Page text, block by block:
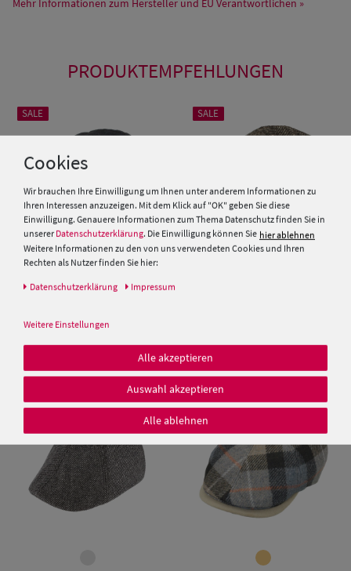
Damen Caps
Damen
Baseball Caps
PRODUKTEMPFEHLUNGEN
SALE
35,00 €
25,00 €
SALE
35,00 €
25,00 €
SALE SALE
Cookies
Wir brauchen Ihre Einwilligung um Ihnen unter anderem Informationen zu
Ihren Interessen anzuzeigen. Mit dem Klick auf "OK" geben Sie diese
Einwilligung. Genauere Informationen zum Thema Datenschutz finden Sie in
unserer Datenschutzerklärung. Die Einwilligung können Sie hier ablehnen
Weitere Informationen zu den von uns verwendeten Cookies und Ihren
Rechten als Nutzer finden Sie hier:
Daten­schutz­erklärung Impressum
Weitere Einstellungen
Alle akzeptieren
Auswahl akzeptieren
Alle ablehnen